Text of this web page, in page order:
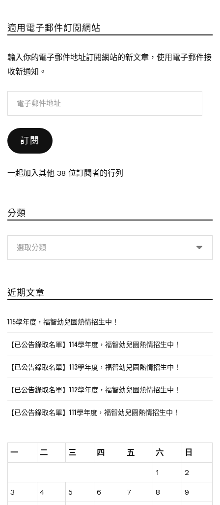
適用電子郵件訂閱網站
輸入你的電子郵件地址訂閱網站的新文章，使用電子郵件接
收新通知。
件
地
訂閱
一起加入其他 38 位訂閱者的行列
分類
近期文章
115學年度，福智幼兒園熱情招生中！
【已公告錄取名單】114學年度，福智幼兒園熱情招生中！
【已公告錄取名單】113學年度，福智幼兒園熱情招生中！
【已公告錄取名單】112學年度，福智幼兒園熱情招生中！
【已公告錄取名單】111學年度，福智幼兒園熱情招生中！
一 二 三 四 五 六 日
1 2
3 4 5 6 7 8 9